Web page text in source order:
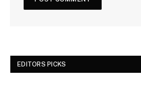
EDITORS PICKS